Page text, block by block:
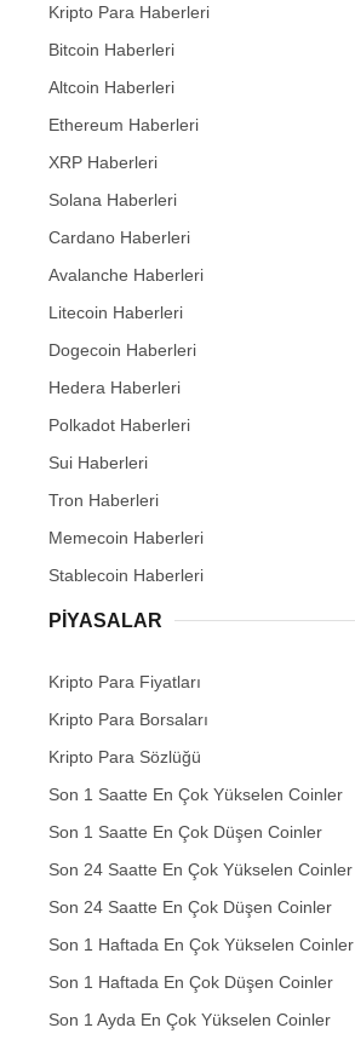
Kripto Para Haberleri
Bitcoin Haberleri
Altcoin Haberleri
Ethereum Haberleri
XRP Haberleri
Solana Haberleri
Cardano Haberleri
Avalanche Haberleri
Litecoin Haberleri
Dogecoin Haberleri
Hedera Haberleri
Polkadot Haberleri
Sui Haberleri
Tron Haberleri
Memecoin Haberleri
Stablecoin Haberleri
PIYASALAR
Kripto Para Fiyatları
Kripto Para Borsaları
Kripto Para Sözlüğü
Son 1 Saatte En Çok Yükselen Coinler
Son 1 Saatte En Çok Düşen Coinler
Son 24 Saatte En Çok Yükselen Coinler
Son 24 Saatte En Çok Düşen Coinler
Son 1 Haftada En Çok Yükselen Coinler
Son 1 Haftada En Çok Düşen Coinler
Son 1 Ayda En Çok Yükselen Coinler